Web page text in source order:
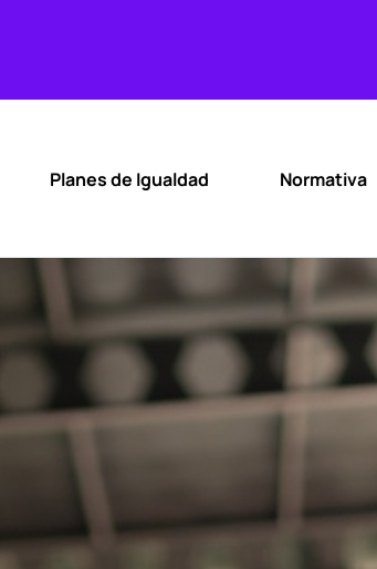
Planes de Igualdad Normativa